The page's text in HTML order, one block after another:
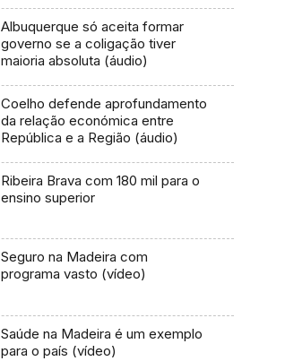
Albuquerque só aceita formar
governo se a coligação tiver
maioria absoluta (áudio)
Coelho defende aprofundamento
da relação económica entre
República e a Região (áudio)
Ribeira Brava com 180 mil para o
ensino superior
Seguro na Madeira com
programa vasto (vídeo)
Saúde na Madeira é um exemplo
para o país (vídeo)